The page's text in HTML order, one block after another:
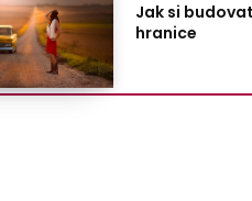
Jak si
hranice